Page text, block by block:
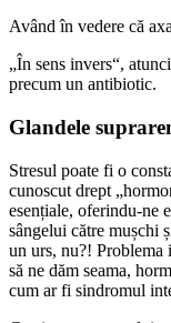
Având în vedere că
„În sens invers“,
precum un antibiotic.
Glandele
Stresul poate fi o
cunoscut drept
esențiale, oferindu-ne
sângelui către mușchi
un urs, nu?! Problema
să ne dăm seama,
cum ar fi sindromul